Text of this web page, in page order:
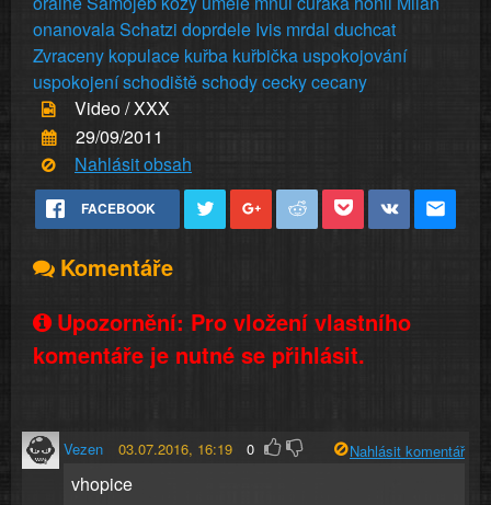
onanovalaSchatzi doprdele Ivis mrdal duchcat
Zvraceny kopulace kuřba kuřbička uspokojování
uspokojeníschodištěschodyceckycecany
Video / XXX
29/09/2011
Nahlásit obsah
FACEBOOK
Komentáře
Upozornění: Pro vložení vlastního
komentáře je nutné se přihlásit.
Vezen 03.07.2016, 16:19 0 Nahlásit komentář
vhopice